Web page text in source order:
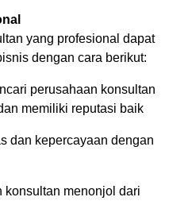
yang profesional dapat
dengan cara berikut:
perusahaan konsultan
memiliki reputasi baik
dan kepercayaan dengan
konsultan menonjol dari